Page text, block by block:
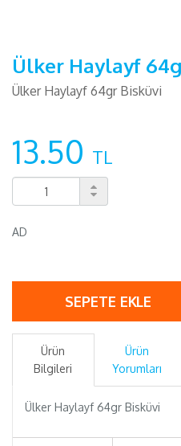
Ülker Haylayf
Ülker Haylayf 64gr Bisküvi
13.50 TL
AD
SEPETE EKLE
Ürün
Bilgileri
Ürün
Yorumları
Ülker Haylayf 64gr Bisküvi